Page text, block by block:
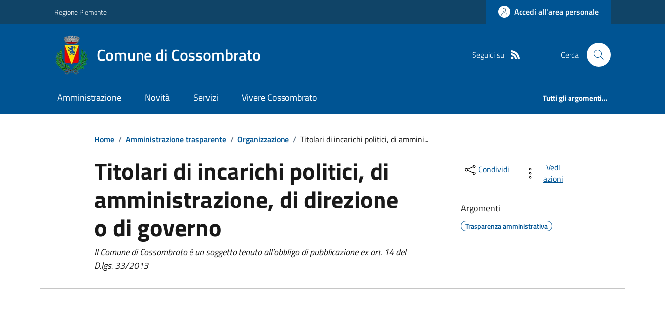
Regione Piemonte Accedi all'area personale
Comune di Cossombrato Seguici su Cerca
Amministrazione Novità Servizi Vivere Cossombrato Tutti gli argomenti...
Home / Amministrazione trasparente / Organizzazione / Titolari di incarichi politici, di ammini...
Titolari di incarichi politici, di
amministrazione, di direzione
o di governo
Il Comune di Cossombrato è un soggetto tenuto all’obbligo di pubblicazione ex art. 14 del
D.lgs. 33/2013
Condividi
Vedi
azioni
Argomenti
Trasparenza amministrativa